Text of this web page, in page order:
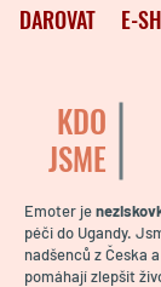
DAROVAT E-
KDO
JSME
Emoter je
péči do Ugandy.
nadšenců z Česka
pomáhají zlepšit